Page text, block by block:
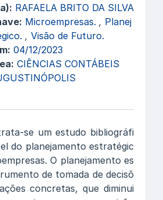
RAFAELA BRITO DA SILVA
Microempresas. , Planej
, Visão de Futuro.
04/12/2023
CIÊNCIAS CONTÁBEIS
se um estudo bibliográfi
do planejamento estratégic
O planejamento es
de tomada de decisõ
concretas, que diminui